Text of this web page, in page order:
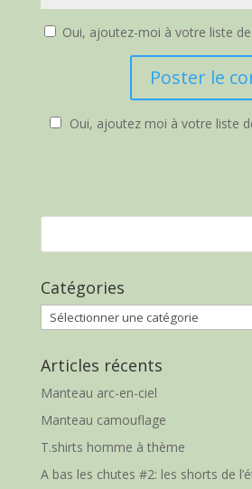
Oui, ajoutez-moi à votre liste
Oui, ajoutez moi à votre liste
Catégories
Catégories
Articles récents
Manteau arc-en-ciel
Manteau camouflage
T.shirts homme à thème
A bas les chutes #2: les shorts de